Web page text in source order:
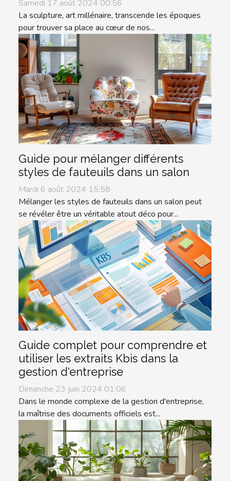
Samedi 17 août 2024 00:56
La sculpture, art millénaire, transcende les époques
pour trouver sa place au cœur de nos...
Guide pour mélanger différents
styles de fauteuils dans un salon
Mardi 6 août 2024 15:58
Mélanger les styles de fauteuils dans un salon peut
se révéler être un véritable atout déco pour...
Guide complet pour comprendre et
utiliser les extraits Kbis dans la
gestion d'entreprise
Dimanche 23 juin 2024 01:06
Dans le monde complexe de la gestion d'entreprise,
la maîtrise des documents officiels est...